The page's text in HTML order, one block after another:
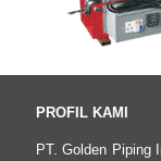
PROFIL KAMI
PT. Golden Piping